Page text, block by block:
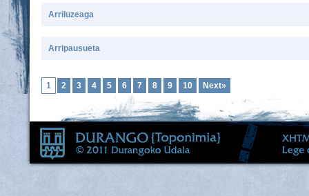
Arriluzeaga
Arripausueta
1 2 3 4 5 6 7 8 9 10 Next»